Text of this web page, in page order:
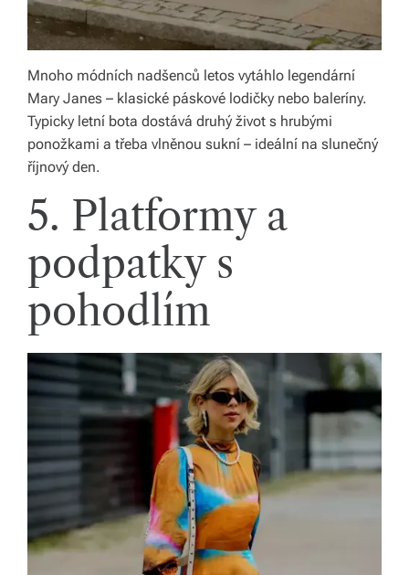
Mnoho módních nadšenců letos vytáhlo legendární
Mary Janes – klasické páskové lodičky nebo baleríny.
Typicky letní bota dostává druhý život s hrubými
ponožkami a třeba vlněnou sukní – ideální na slunečný
říjnový den.
5. Platformy a
podpatky s
pohodlím